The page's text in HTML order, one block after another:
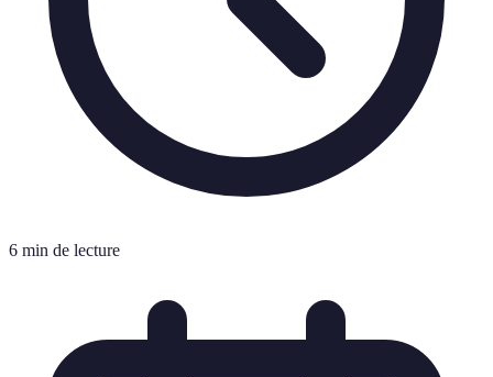
6 min de lecture